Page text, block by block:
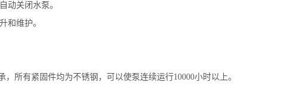
动关闭水泵。
和维护。
所有紧固件均为不锈钢，可以使泵连续运行10000小时以上。